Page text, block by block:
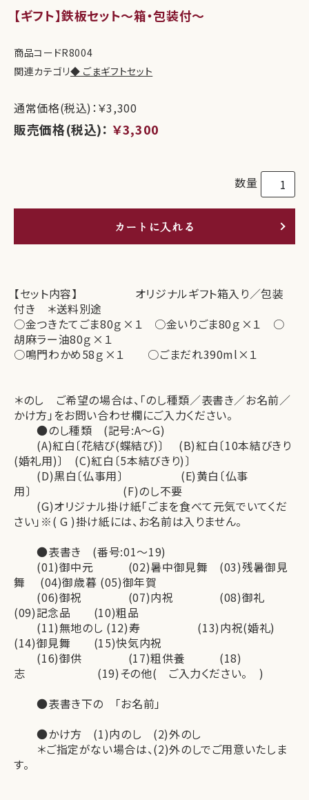
【ギフト】鉄板セット～箱・包装付～
商品コードR8004
関連カテゴリ◆ ごまギフトセット
通常価格(税込)：￥3,300
販売価格(税込)： ￥3,300
数量
カートに入れる
【セット内容】 オリジナルギフト箱入り／包装
付き ＊送料別途
○金つきたてごま80ｇ×１ ○金いりごま80ｇ×１ ○
胡麻ラー油80ｇ×１
○鳴門わかめ58ｇ×１ ○ごまだれ390ml×１
＊のし ご希望の場合は、「のし種類／表書き／お名前／
かけ方」をお問い合わせ欄にご入力ください。
●のし種類 (記号:A～G)
(A)紅白〔花結び(蝶結び)〕 (B)紅白〔10本結びきり
(婚礼用)〕 (C)紅白〔5本結びきり)〕
(D)黒白〔仏事用〕 (E)黄白〔仏事
用〕 (F)のし不要
(G)オリジナル掛け紙「ごまを食べて元気でいてくだ
さい」※( G )掛け紙には、お名前は入りません。
●表書き (番号:01～19)
(01)御中元 (02)暑中御見舞 (03)残暑御見
舞 (04)御歳暮 (05)御年賀
(06)御祝 (07)内祝 (08)御礼
(09)記念品 (10)粗品
(11)無地のし (12)寿 (13)内祝(婚礼)
(14)御見舞 (15)快気内祝
(16)御供 (17)粗供養 (18)
志 (19)その他( ご入力ください。 )
●表書き下の 「お名前」
●かけ方 (1)内のし (2)外のし
＊ご指定がない場合は、(2)外のしでご用意いたしま
す。